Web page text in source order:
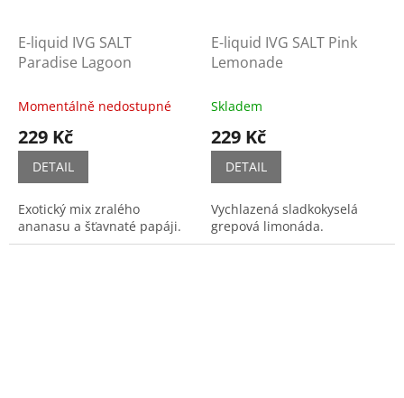
E-liquid IVG SALT
Paradise Lagoon
Momentálně nedostupné
229 Kč
DETAIL
Exotický mix zralého
ananasu a šťavnaté papáji.
E-liquid IVG SALT Pink
Lemonade
Skladem
229 Kč
DETAIL
Vychlazená sladkokyselá
grepová limonáda.